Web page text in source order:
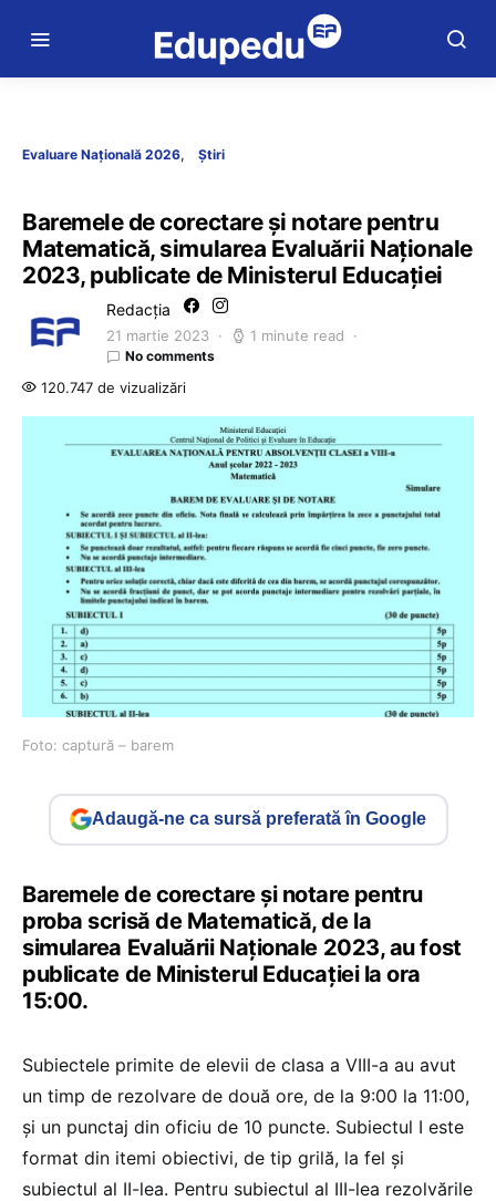
Evaluare Națională 2026 Știri
Baremele de corectare și notare pentru
Matematică, simularea Evaluării Naționale
2023, publicate de Ministerul Educației
Redacția
21 martie 2023 1 minute read
No comments
120.747 de vizualizări
Foto: captură – barem
Adaugă-ne ca sursă preferată în Google
Baremele de corectare și notare pentru
proba scrisă de Matematică, de la
simularea Evaluării Naționale 2023, au fost
publicate de Ministerul Educației la ora
15:00.
Subiectele primite de elevii de clasa a VIII-a au avut
un timp de rezolvare de două ore, de la 9:00 la 11:00,
și un punctaj din oficiu de 10 puncte. Subiectul I este
format din itemi obiectivi, de tip grilă, la fel și
subiectul al II-lea. Pentru subiectul al III-lea rezolvările